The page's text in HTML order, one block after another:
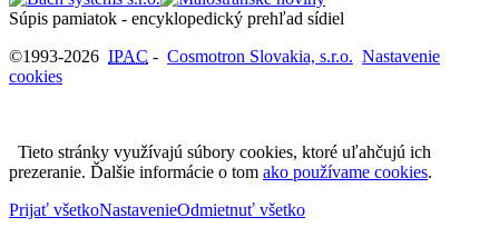
Súpis pamiatok - encyklopedický prehľad sídiel
©1993-2026 IPAC - Cosmotron Slovakia, s.r.o. Nastavenie
cookies
Tieto stránky využívajú súbory cookies, ktoré uľahčujú ich
prezeranie. Ďalšie informácie o tom ako používame cookies.
Prijať všetkoNastavenieOdmietnuť všetko